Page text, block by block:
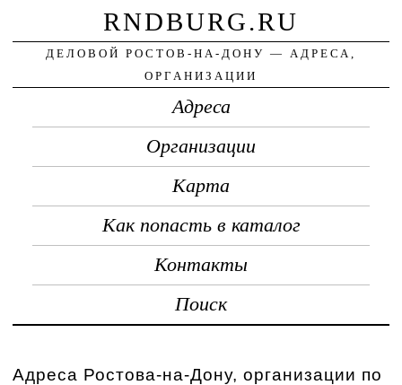
RNDBURG.RU
ДЕЛОВОЙ РОСТОВ-НА-ДОНУ — АДРЕСА,
ОРГАНИЗАЦИИ
Адреса
Организации
Карта
Как попасть в каталог
Контакты
Поиск
Адреса Ростова-на-Дону, организации по